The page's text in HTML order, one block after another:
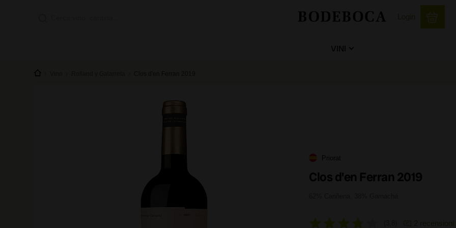
VINI
Priorat
Clos d'en Ferran 2019